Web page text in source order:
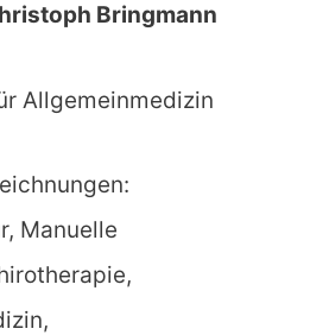
Bringmann
Allgemeinmedizin
Manuelle